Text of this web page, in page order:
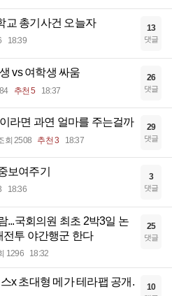
교 총기사건 오늘자
18:39
13
댓글
vs 여학생 싸움
추천 5 18:37
26
댓글
라면 과연 얼마를 주는걸까
회 2508 추천 3 18:37
29
댓글
보여주기
18:36
3
댓글
...국회의원 최초 2박3일 논
투 야간행군 한다
1296 18:32
25
댓글
x 초대형 메가 테라팹 공개. 10